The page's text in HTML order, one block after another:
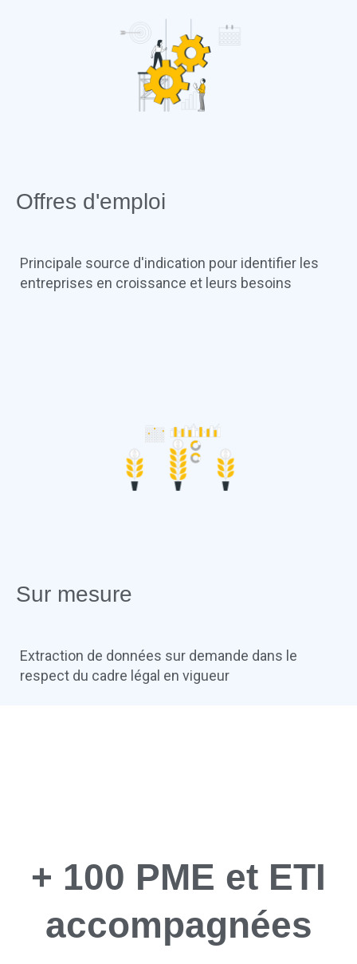
Offres d'emploi
Principale source d'indication pour identifier les
entreprises en croissance et leurs besoins
Sur mesure
Extraction de données sur demande dans le
respect du cadre légal en vigueur
+ 100 PME et ETI
accompagnées